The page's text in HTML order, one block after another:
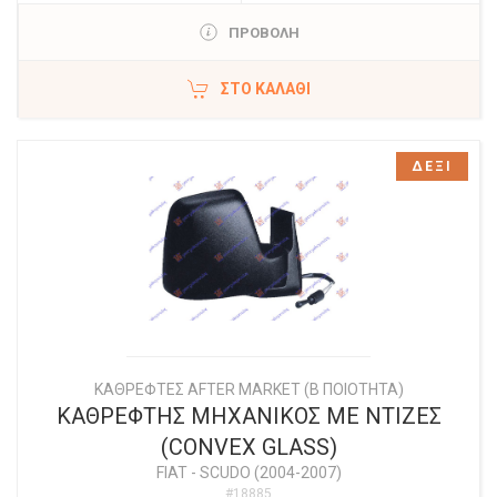
ΠΡΟΒΟΛΗ
ΣΤΟ ΚΑΛΆΘΙ
ΚΑΘΡΕΦΤΕΣ AFTER MARKET (Β ΠΟΙΟΤΗΤΑ)
ΚΑΘΡΕΦΤΗΣ ΜΗΧΑΝΙΚΟΣ ΜΕ ΝΤΙΖΕΣ
(CONVEX GLASS)
FIAT- SCUDO (2004-2007)
#18885
ΔΕΞΙ